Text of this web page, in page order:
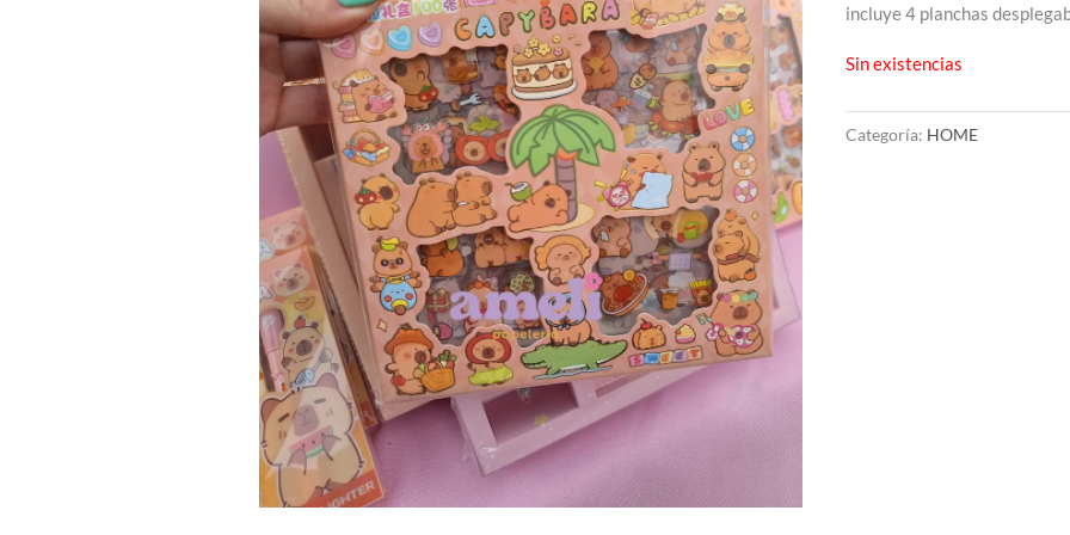
incluye 4 planchas
Sin existencias
Categoría: HOME